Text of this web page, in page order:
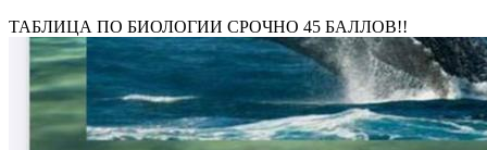
ТАБЛИЦА ПО БИОЛОГИИ СРОЧНО 45 БАЛЛОВ!!